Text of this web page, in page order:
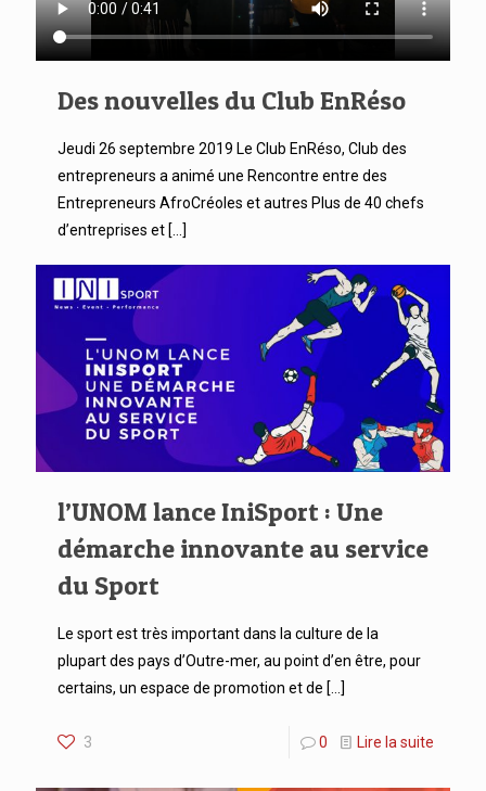
Des nouvelles du Club EnRéso
Jeudi 26 septembre 2019 Le Club EnRéso, Club des
entrepreneurs a animé une Rencontre entre des
Entrepreneurs AfroCréoles et autres Plus de 40 chefs
d’entreprises et […]
0 0 Lire la suite
l’UNOM lance IniSport : Une
démarche innovante au service
du Sport
Le sport est très important dans la culture de la
plupart des pays d’Outre-mer, au point d’en être, pour
certains, un espace de promotion et de […]
3 0 Lire la suite